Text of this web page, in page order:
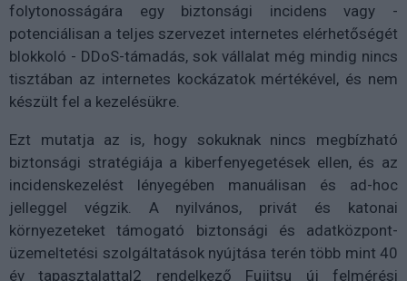
folytonosságára egy biztonsági incidens vagy -
potenciálisan a teljes szervezet internetes elérhetőségét
blokkoló - DDoS-támadás, sok vállalat még mindig nincs
tisztában az internetes kockázatok mértékével, és nem
készült fel a kezelésükre.
Ezt mutatja az is, hogy sokuknak nincs megbízható
biztonsági stratégiája a kiberfenyegetések ellen, és az
incidenskezelést lényegében manuálisan és ad-hoc
jelleggel végzik. A nyilvános, privát és katonai
környezeteket támogató biztonsági és adatközpont-
üzemeltetési szolgáltatások nyújtása terén több mint 40
év tapasztalattal2 rendelkező Fujitsu új felmérési